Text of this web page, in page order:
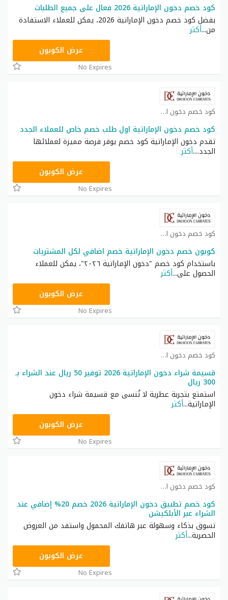
كود خصم دخون الإماراتية 2026 فعال على جميع الطلبات
بفضل كود خصم دخون الإماراتية 2026، يمكن للعملاء الاستفادة
من...أكثر
عرض الكوبون
No Expires
كود خصم دخون الإماراتية كوبون
كود خصم دخون الإماراتية اول طلب خصم خاص للعملاء الجدد
تقدم دخون الإماراتية كود خصم يوفر فرصة مميزة لعملائها
الجدد....أكثر
عرض الكوبون
No Expires
كود خصم دخون الإماراتية كوبون
كوبون خصم دخون الإماراتية خصم اضافي لكل المشتريات
باستخدام كود خصم "دخون الإماراتية ٢٠٢٦"، يمكن للعملاء
الحصول على...أكثر
عرض الكوبون
No Expires
كود خصم دخون الإماراتية كوبون
قسيمة شراء دخون الإماراتية 2026 توفير 50 ريال عند الشراء بـ
300 ريال
استمتع بتجربة عطرية لا تُنسى مع قسيمة شراء دخون
الإماراتية...أكثر
عرض الكوبون
No Expires
كود خصم دخون الإماراتية كوبون
كود خصم تطبيق دخون الإماراتية 2026 خصم 20% إضافي عند
الشراء عبر الأبلكيشن
تسوق بذكاء وسهولة عبر هاتفك المحمول واستفد من العروض
الحصرية...أكثر
عرض الكوبون
No Expires